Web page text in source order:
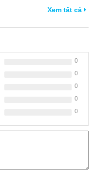
Xem tất cả
0
0
0
0
0